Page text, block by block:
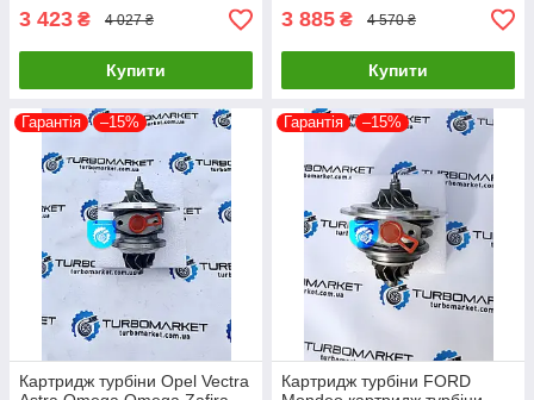
3 423 ₴ 4 027 ₴
Купити
3 885 ₴ 4 570 ₴
Купити
Гарантія –15%
Картридж турбіни Opel Vectra
Гарантія –15%
Картридж турбіни FORD